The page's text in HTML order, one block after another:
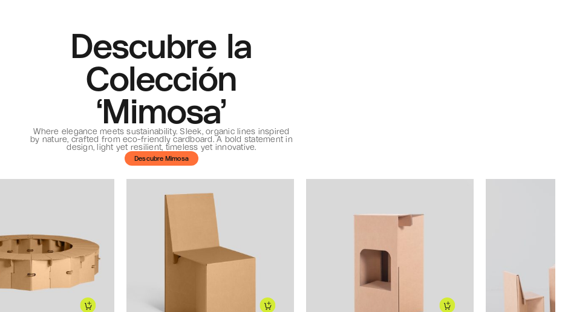
Descubre la
Colección
‘Mimosa’
Where elegance meets sustainability. Sleek, organic lines inspired
by nature, crafted from eco-friendly cardboard. A bold statement in
design, light yet resilient, timeless yet innovative.
Descubre Mimosa
€